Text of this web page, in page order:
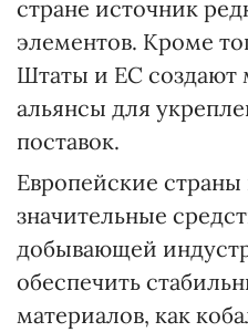
стране источник
элементов. Кроме
Штаты и ЕС создают
альянсы для
поставок.
Европейские
значительные
добывающей
обеспечить
материалов, как